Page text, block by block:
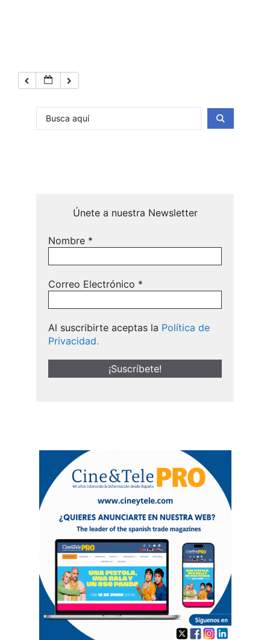
Únete a nuestra Newsletter
Nombre *
Correo Electrónico *
Al suscribirte aceptas la Política de
Privacidad.